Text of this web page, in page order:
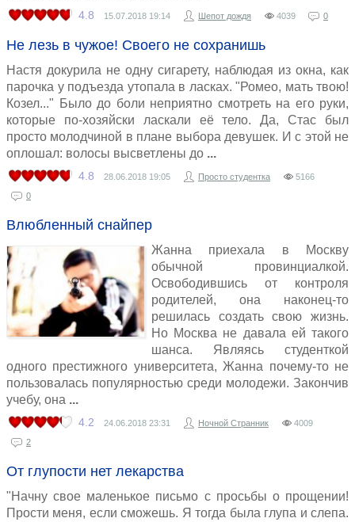
4.8 15.07.2018 19:14 Шепот дождя 4039 0
Не лезь в чужое! Своего не сохранишь
Настя докурила не одну сигарету, наблюдая из окна, как
парочка у подъезда утопала в ласках. "Ромео, мать твою!
Козел..." Было до боли неприятно смотреть на его руки,
которые по-хозяйски ласкали её тело. Да, Стас был
просто молодчиной в плане выбора девушек. И с этой не
оплошал: волосы высветлены до
4.8 28.06.2018 19:05 Просто студентка
5166
0
Влюбленный снайпер
Жанна приехала в Москву
обычной провинциалкой.
Освободившись от контроля
родителей, она наконец-то
решилась создать свою жизнь.
Но Москва не давала ей такого
шанса. Являясь студенткой
одного престижного университета, Жанна почему-то не
пользовалась популярностью среди молодежи. Закончив
учебу, она
4.2 24.06.2018 23:31 Ночной Странник
4009
2
От глупости нет лекарства
"Начну свое маленькое письмо с просьбы о прощении!
Прости меня, если сможешь. Я тогда была глупа и слепа.